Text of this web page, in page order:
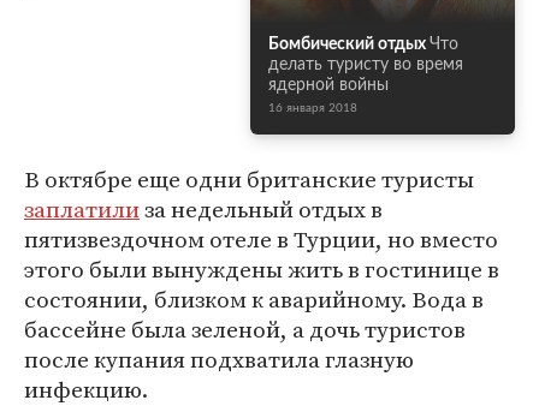
Бомбический отдых Что
делать туристу во время
ядерной войны
16 января 2018
В октябре еще одни британские туристы
заплатилиза недельный отдых в
пятизвездочном отеле в Турции, но вместо
этого были вынуждены жить в гостинице в
состоянии, близком к аварийному. Вода в
бассейне была зеленой, а дочь туристов
после купания подхватила глазную
инфекцию.